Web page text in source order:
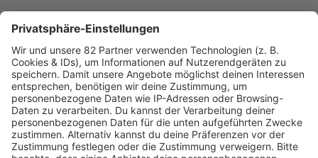
AKTIONEN
R.SH hilft helfen-Stiftung!
AKTUELL